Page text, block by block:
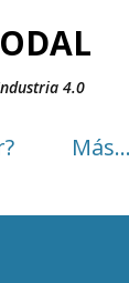
4.0
Más…